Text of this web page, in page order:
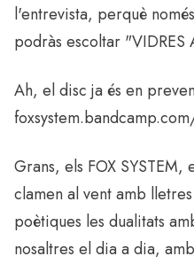
l'entrevista, perquè
podràs escoltar "VIDRES
Ah, el disc ja és en
Grans, els FOX SYSTEM,
clamen al vent amb
poètiques les dualitats
nosaltres el dia a dia,